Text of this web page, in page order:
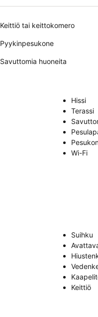
Keittiö tai keittokomero
Pyykinpesukone
Savuttomia huoneita
Hissi
Terassi
Wi-Fi
Suihku
Keittiö